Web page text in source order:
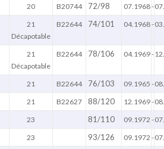
20 B20744 72/98 07.1968-
21
Décapotable
B22644 74/101 04.1968-
21
Décapotable
B22644 78/106 04.1969-
21 B22644 76/103 09.1965 -
21 B22627 88/120 12.1969-
23 81/110 09.1972 -
23 93/126 09.1972 -